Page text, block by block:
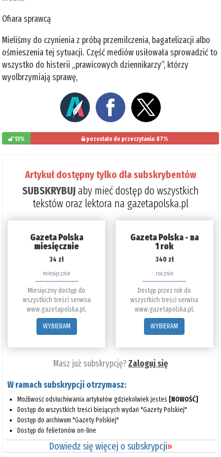
Ofiara sprawcą
Mieliśmy do czynienia z próbą przemilczenia, bagatelizacji albo
ośmieszenia tej sytuacji. Część mediów usiłowała sprowadzić to
wszystko do histerii „prawicowych dziennikarzy”, którzy
wyolbrzymiają sprawę,
13% pozostało do przeczytania: 87%
Artykuł dostępny tylko dla subskrybentów
SUBSKRYBUJaby mieć dostęp do wszystkich
tekstów oraz lektora na gazetapolska.pl
Gazeta Polska
miesięcznie
34 zł
miesięcznie
Miesięczny dostęp do
wszystkich treści serwisu
www.gazetapolska.pl.
WYBIERAM
Gazeta Polska - na
1 rok
340 zł
rocznie
Dostęp przez rok do
wszystkich treści serwisu
www.gazetapolska.pl.
WYBIERAM
Masz już subskrypcję?Zaloguj się
W ramach subskrypcji otrzymasz:
Możliwość odsłuchiwania artykułów gdziekolwiek jesteś [NOWOŚĆ]
Dostęp do wszystkich treści bieżących wydań "Gazety Polskiej"
Dostęp do archiwum "Gazety Polskiej"
Dostęp do felietonów on-line
Dowiedz się więcej o subskrypcji»